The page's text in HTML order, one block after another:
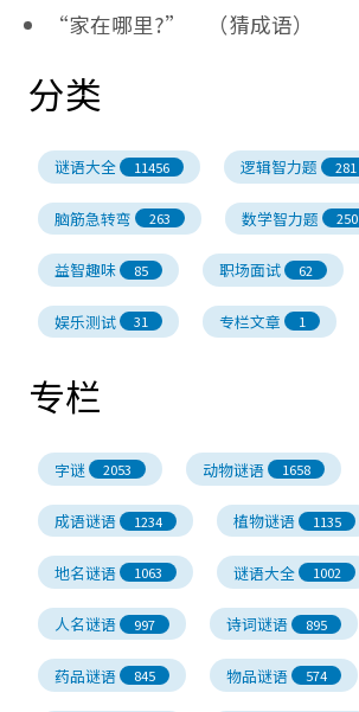
“家在哪里?” （猜成语）
分类
谜语大全 11456 逻辑智力题 281
脑筋急转弯 263 数学智力题 250
益智趣味 85 职场面试 62
娱乐测试 31 专栏文章 1
专栏
字谜 2053 动物谜语 1658
成语谜语 1234 植物谜语 1135
地名谜语 1063 谜语大全 1002
人名谜语 997 诗词谜语 895
药品谜语 845 物品谜语 574